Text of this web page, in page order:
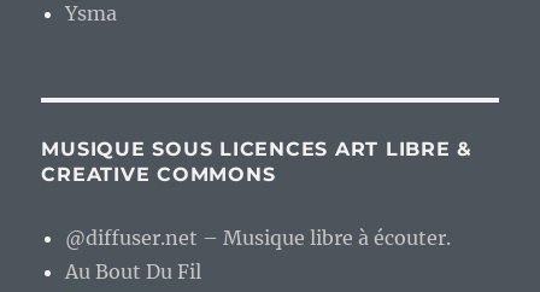
Ysma
MUSIQUE SOUS LICENCES ART LIBRE &
CREATIVE COMMONS
@diffuser.net – Musique libre à écouter.
Au Bout Du Fil